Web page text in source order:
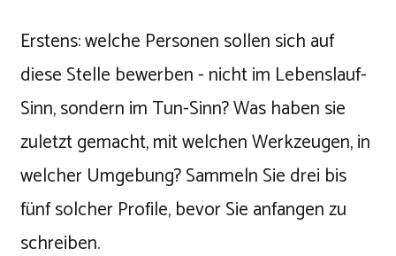
Erstens: welche Personen sollen sich auf
diese Stelle bewerben - nicht im Lebenslauf-
Sinn, sondern im Tun-Sinn? Was haben sie
zuletzt gemacht, mit welchen Werkzeugen, in
welcher Umgebung? Sammeln Sie drei bis
fünf solcher Profile, bevor Sie anfangen zu
schreiben.